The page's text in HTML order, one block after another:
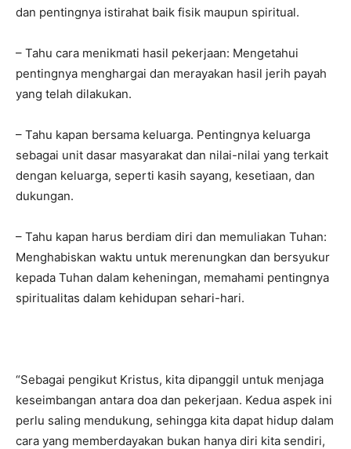
dan pentingnya istirahat baik fisik maupun spiritual.
– Tahu cara menikmati hasil pekerjaan: Mengetahui
pentingnya menghargai dan merayakan hasil jerih payah
yang telah dilakukan.
– Tahu kapan bersama keluarga. Pentingnya keluarga
sebagai unit dasar masyarakat dan nilai-nilai yang terkait
dengan keluarga, seperti kasih sayang, kesetiaan, dan
dukungan.
– Tahu kapan harus berdiam diri dan memuliakan Tuhan:
Menghabiskan waktu untuk merenungkan dan bersyukur
kepada Tuhan dalam keheningan, memahami pentingnya
spiritualitas dalam kehidupan sehari-hari.
“Sebagai pengikut Kristus, kita dipanggil untuk menjaga
keseimbangan antara doa dan pekerjaan. Kedua aspek ini
perlu saling mendukung, sehingga kita dapat hidup dalam
cara yang memberdayakan bukan hanya diri kita sendiri,